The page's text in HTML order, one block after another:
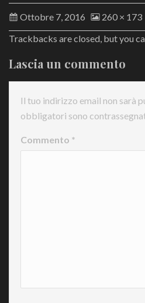
Ottobre 7, 2016 260 × 173
Trackbacks are closed, but you
Lascia un commento
Il tuo indirizzo email non sarà
obbligatori sono
Commento *